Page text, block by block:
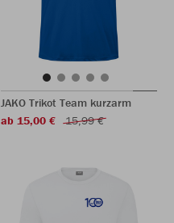
JAKO Trikot Team kurzarm
ab 15,00 €
15,99 €